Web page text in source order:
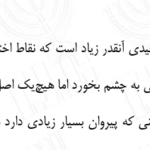
آنقدر زیاد است که
به چشم بخورد اما هیچ‌یک
که پیروان بسیار زیادی دارد